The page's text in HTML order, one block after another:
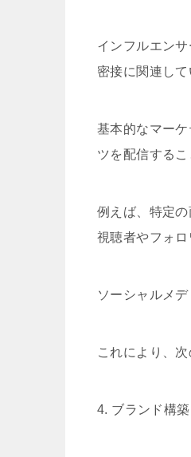
インフルエン
密接に関連して
基本的なマー
ツを配信するこ
例えば、特定
視聴者やフォロ
ソーシャルメ
これにより、
4. ブランド構